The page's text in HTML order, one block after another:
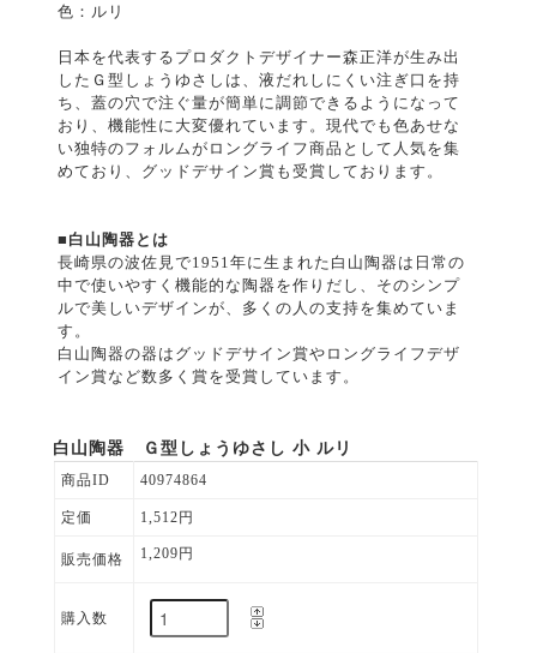
色：ルリ
日本を代表するプロダクトデザイナー森正洋が生み出
したＧ型しょうゆさしは、液だれしにくい注ぎ口を持
ち、蓋の穴で注ぐ量が簡単に調節できるようになって
おり、機能性に大変優れています。現代でも色あせな
い独特のフォルムがロングライフ商品として人気を集
めており、グッドデサイン賞も受賞しております。
■白山陶器とは
長崎県の波佐見で1951年に生まれた白山陶器は日常の
中で使いやすく機能的な陶器を作りだし、そのシンプ
ルで美しいデザインが、多くの人の支持を集めていま
す。
白山陶器の器はグッドデサイン賞やロングライフデザ
イン賞など数多く賞を受賞しています。
白山陶器 Ｇ型しょうゆさし 小 ルリ
商品ID 40974864
定価 1,512円
販売価格 1,209円
購入数